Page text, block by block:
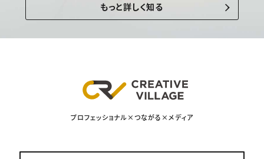
もっと詳しく知る
プロフェッショナル×つながる×メディア